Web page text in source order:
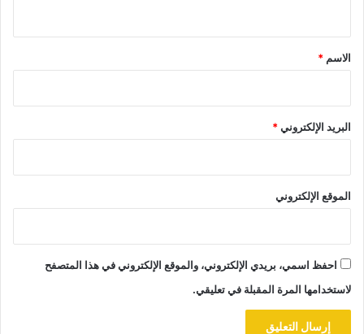
*
الاسم *
البريد الإلكتروني*
الموقع الإلكتروني
احفظ اسمي، بريدي الإلكتروني، والموقع الإلكتروني في هذا المتصفح
لاستخدامها المرة المقبلة في تعليقي.